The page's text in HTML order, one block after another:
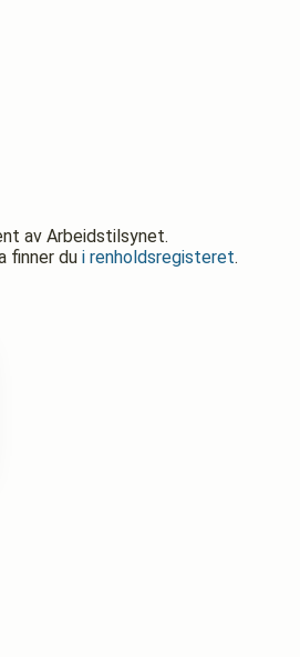
av Arbeidstilsynet.
finner du i renholdsregisteret.